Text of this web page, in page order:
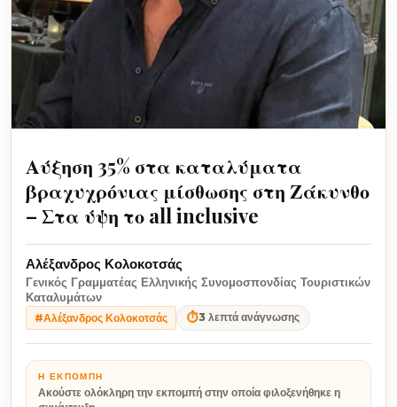
Αύξηση 35% στα καταλύματα
βραχυχρόνιας μίσθωσης στη Ζάκυνθο
– Στα ύψη το all inclusive
Αλέξανδρος Κολοκοτσάς
Γενικός Γραμματέας Ελληνικής Συνομοσπονδίας Τουριστικών
Καταλυμάτων
#Αλέξανδρος Κολοκοτσάς ⏱3 λεπτά ανάγνωσης
Η ΕΚΠΟΜΠΉ
Ακούστε ολόκληρη την εκπομπή στην οποία φιλοξενήθηκε η